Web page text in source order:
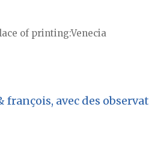
of printingVenecia
avec des